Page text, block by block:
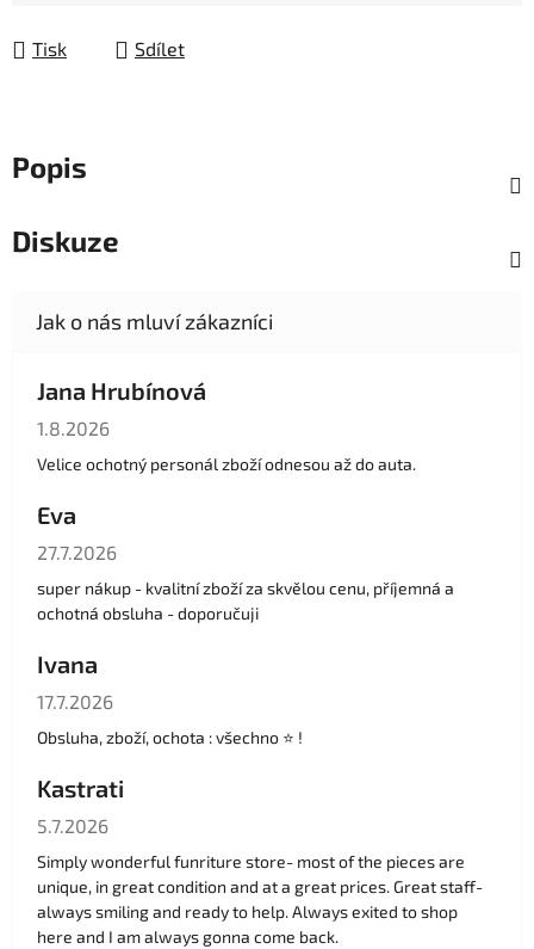
Tisk Sdílet
Popis
Diskuze
Jana Hrubínová
Hodnocení obchodu je 5 z 5 hvězdiček.
1.8.2026
Velice ochotný personál zboží odnesou až do auta.
Eva
Hodnocení obchodu je 5 z 5 hvězdiček.
27.7.2026
super nákup - kvalitní zboží za skvělou cenu, příjemná a
ochotná obsluha - doporučuji
Ivana
Hodnocení obchodu je 5 z 5 hvězdiček.
17.7.2026
Obsluha, zboží, ochota : všechno ⭐️ !
Kastrati
Hodnocení obchodu je 5 z 5 hvězdiček.
5.7.2026
Simply wonderful funriture store- most of the pieces are
unique, in great condition and at a great prices. Great staff-
always smiling and ready to help. Always exited to shop
here and I am always gonna come back.